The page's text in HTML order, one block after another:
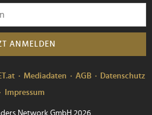
ANMELDEN
Mediadaten AGB
Datenschutz
Impressum